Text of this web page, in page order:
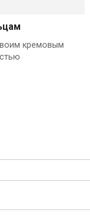
кремовым